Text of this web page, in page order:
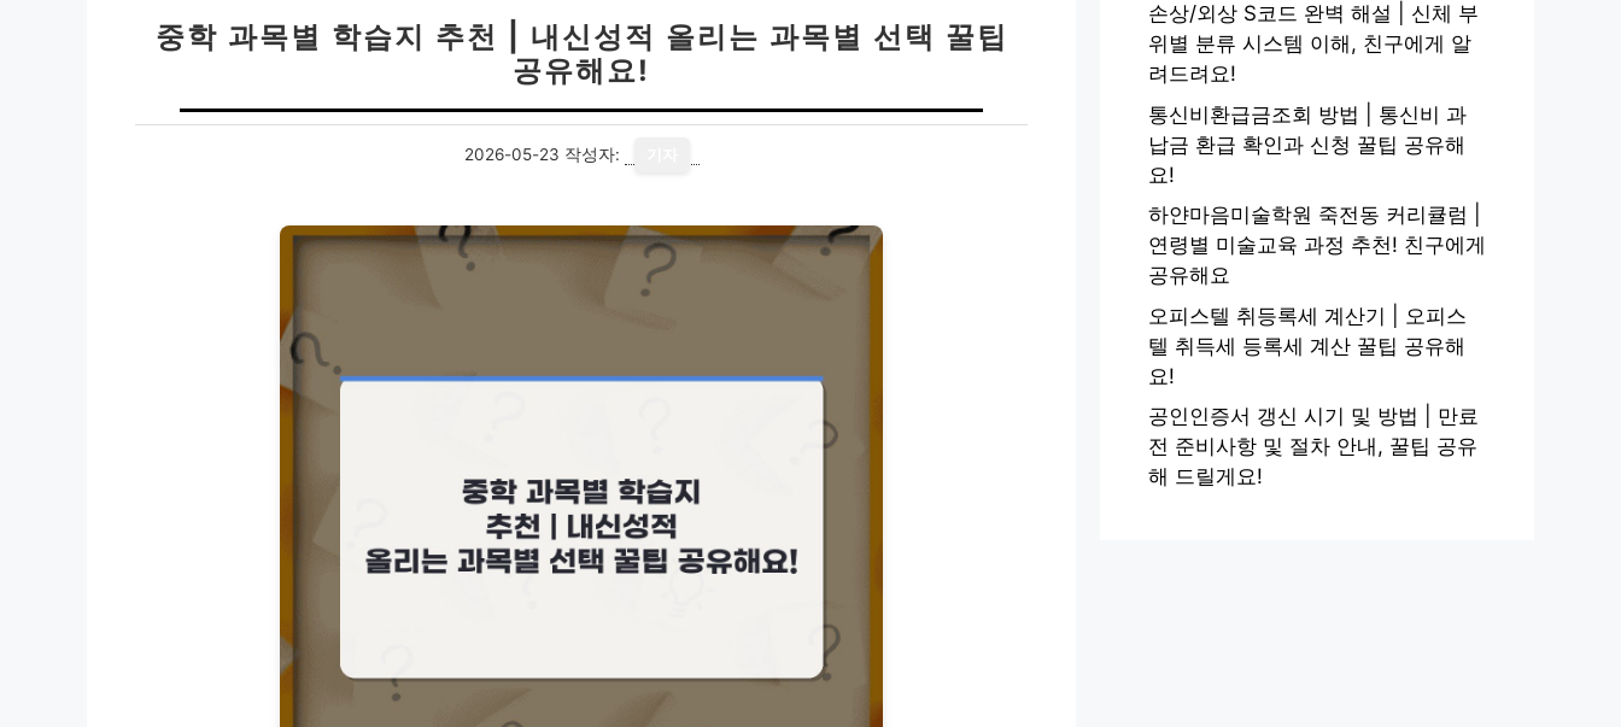
중학 과목별 학습지 추천 | 내신성적 올리는 과목별 선택 꿀팁
공유해요!
2026-05-23 작성자:
손상/외상 S코드 완벽 해설 | 신체 부
위별 분류 시스템 이해, 친구에게 알
려드려요!
통신비환급금조회 방법 | 통신비 과
납금 환급 확인과 신청 꿀팁 공유해
요!
하얀마음미술학원 죽전동 커리큘럼 |
연령별 미술교육 과정 추천! 친구에게
공유해요
오피스텔 취등록세 계산기 | 오피스
텔 취득세 등록세 계산 꿀팁 공유해
요!
공인인증서 갱신 시기 및 방법 | 만료
전 준비사항 및 절차 안내, 꿀팁 공유
해 드릴게요!